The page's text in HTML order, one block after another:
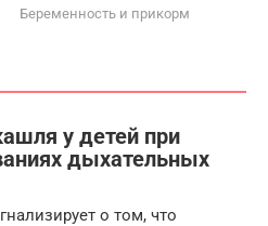
Беременность и прикорм
у детей при
дыхательных
о том, что